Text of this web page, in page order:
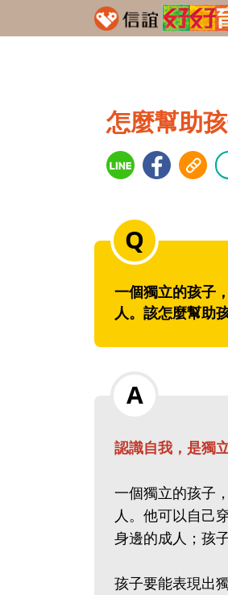
怎麼幫助
一個獨立的孩子
人。該怎麼幫助
認識自我，是獨
一個獨立的孩子
人。他可以自己
身邊的成人；孩
孩子要能表現出